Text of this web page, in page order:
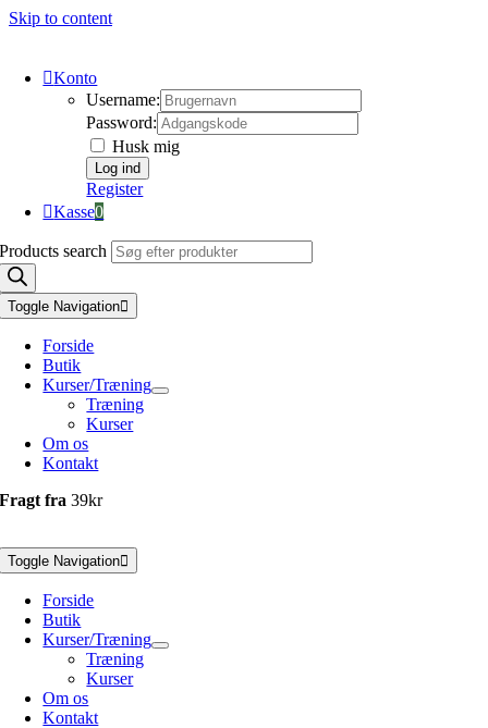
Skip to content
Konto
Username:
Password:
Husk mig
Register
Kasse0
Products search
Toggle Navigation
Forside
Butik
Kurser/Træning
Træning
Kurser
Om os
Kontakt
Fragt fra39kr
Toggle Navigation
Forside
Butik
Kurser/Træning
Træning
Kurser
Om os
Kontakt